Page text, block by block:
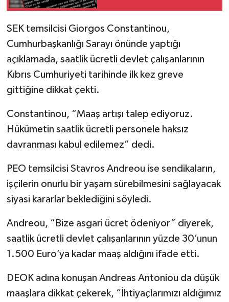
SEK temsilcisi Giorgos Constantinou,
Cumhurbaşkanlığı Sarayı önünde yaptığı
açıklamada, saatlik ücretli devlet çalışanlarının
Kıbrıs Cumhuriyeti tarihinde ilk kez greve
gittiğine dikkat çekti.
Constantinou, “Maaş artışı talep ediyoruz.
Hükümetin saatlik ücretli personele haksız
davranması kabul edilemez” dedi.
PEO temsilcisi Stavros Andreou ise sendikaların,
işçilerin onurlu bir yaşam sürebilmesini sağlayacak
siyasi kararlar beklediğini söyledi.
Andreou, “Bize asgari ücret ödeniyor” diyerek,
saatlik ücretli devlet çalışanlarının yüzde 30’unun
1.500 Euro’ya kadar maaş aldığını ifade etti.
DEOK adına konuşan Andreas Antoniou da düşük
maaşlara dikkat çekerek, “İhtiyaçlarımızı aldığımız